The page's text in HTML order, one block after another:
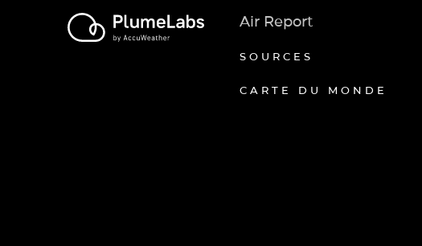
Air Report
SOURCES
CARTE DU MONDE